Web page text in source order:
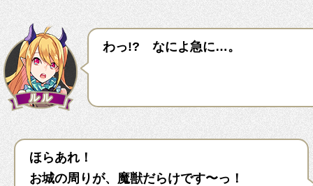
わっ!? なによ急に…。
ほらあれ！
お城の周りが、魔獣だらけです〜っ！